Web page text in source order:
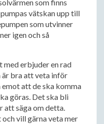
som finns
vätskan upp till
som utvinner
igen och så
med erbjuder en rad
bra att veta inför
att de ska komma
göras. Det ska bli
att säga om detta.
vill gärna veta mer